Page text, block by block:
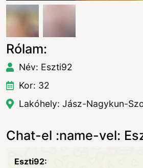
Rólam:
Név: Eszti92
Kor: 32
Lakóhely: Jász-Nagykun-
Chat-el :name-vel:
Eszti92: